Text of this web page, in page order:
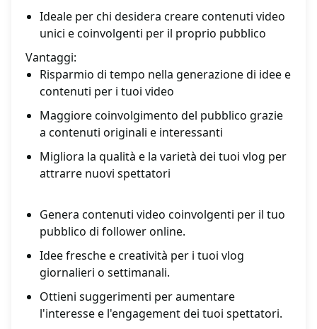
Ideale per chi desidera creare contenuti video
unici e coinvolgenti per il proprio pubblico
Vantaggi:
Risparmio di tempo nella generazione di idee e
contenuti per i tuoi video
Maggiore coinvolgimento del pubblico grazie
a contenuti originali e interessanti
Migliora la qualità e la varietà dei tuoi vlog per
attrarre nuovi spettatori
Genera contenuti video coinvolgenti per il tuo
pubblico di follower online.
Idee fresche e creatività per i tuoi vlog
giornalieri o settimanali.
Ottieni suggerimenti per aumentare
l'interesse e l'engagement dei tuoi spettatori.